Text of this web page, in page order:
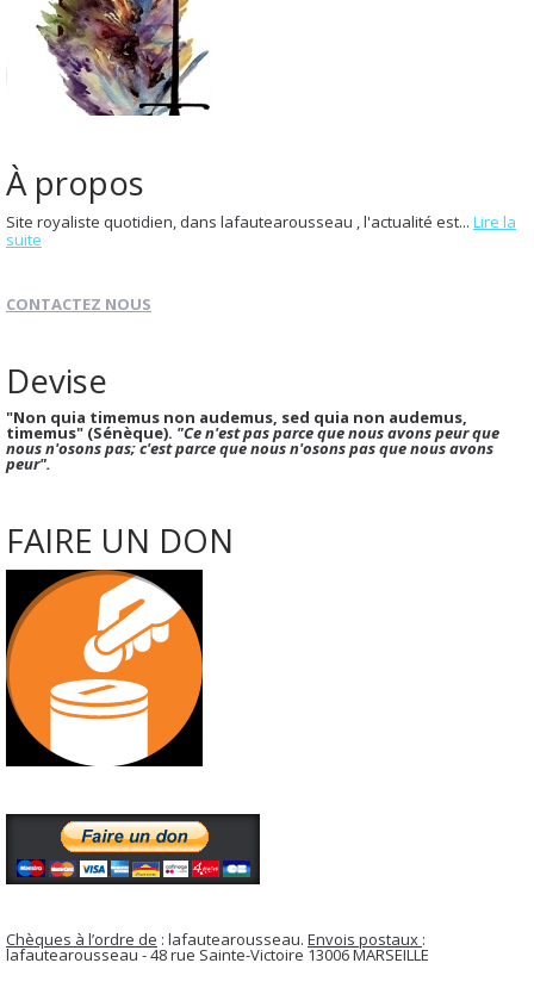
À propos
Site royaliste quotidien, dans lafautearousseau , l'actualité est... Lire la
suite
CONTACTEZ NOUS
Devise
"Non quia timemus non audemus, sed quia non audemus,
timemus" (Sénèque). "Ce n'est pas parce que nous avons peur que
nous n'osons pas; c'est parce que nous n'osons pas que nous avons
peur".
FAIRE UN DON
Chèques à l’ordre de : lafautearousseau. Envois postaux :
lafautearousseau - 48 rue Sainte-Victoire 13006 MARSEILLE